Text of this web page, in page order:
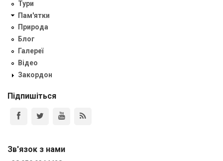
Тури
Пам'ятки
Природа
Блог
Галереї
Відео
Закордон
Підпишіться
Зв'язок з нами